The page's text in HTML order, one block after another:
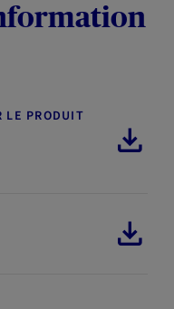
LE PRODUIT